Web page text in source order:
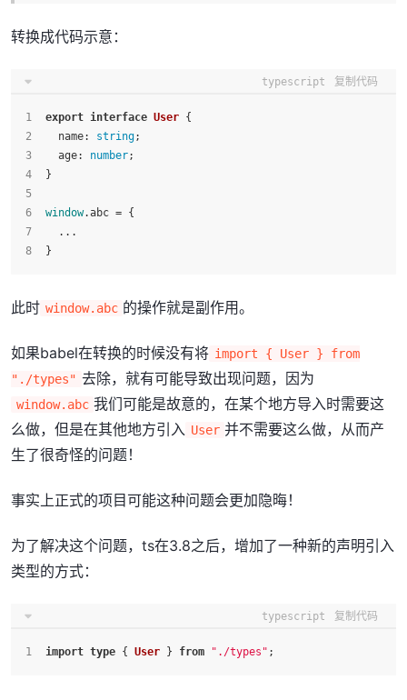
转换成代码示意：
typescript 复制代码
export interface User {
name: string;
age: number;
}
window.abc = {
  ...
}
此时 window.abc 的操作就是副作用。
如果babel在转换的时候没有将 import { User } from
"./types" 去除，就有可能导致出现问题，因为
window.abc 我们可能是故意的，在某个地方导入时需要这
么做，但是在其他地方引入 User 并不需要这么做，从而产
生了很奇怪的问题！
事实上正式的项目可能这种问题会更加隐晦！
为了解决这个问题，ts在3.8之后，增加了一种新的声明引入
类型的方式：
typescript 复制代码
import type { User } from "./types" ;